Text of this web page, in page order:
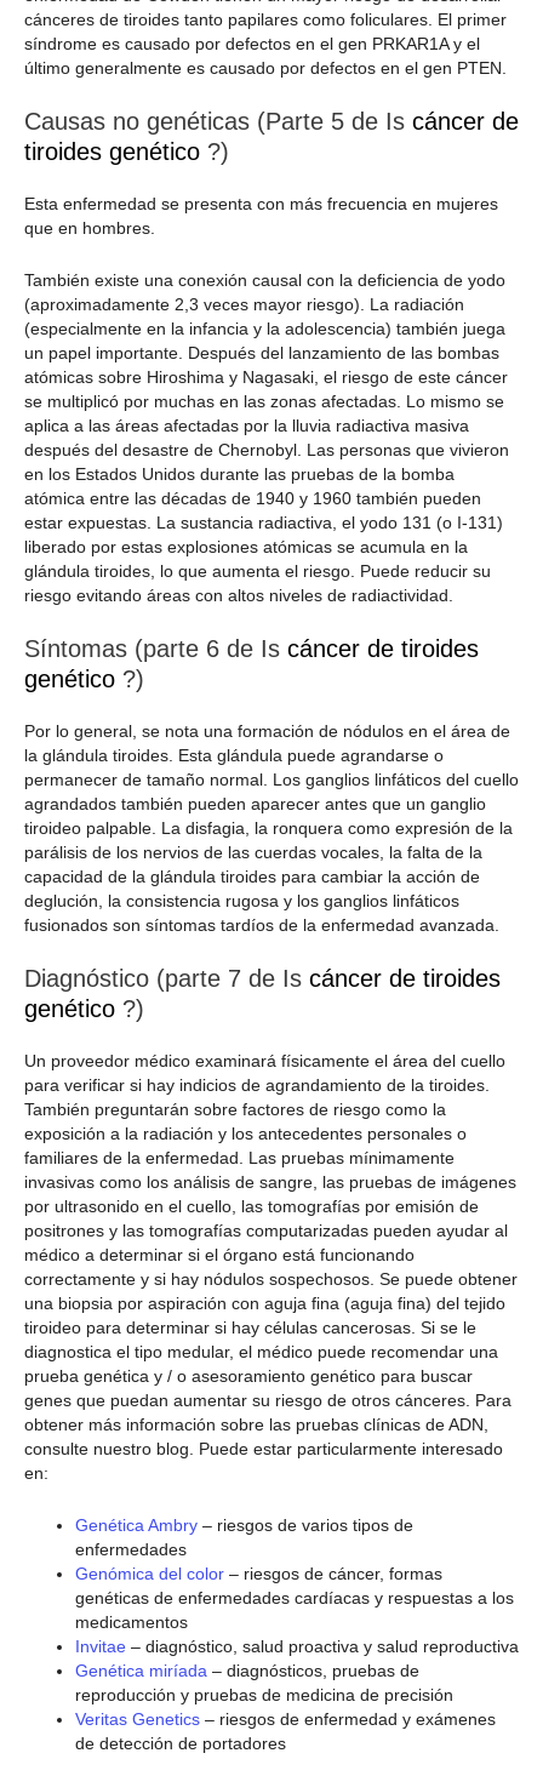
cánceres de tiroides tanto papilares como foliculares. El primer
síndrome es causado por defectos en el gen PRKAR1A y el
último generalmente es causado por defectos en el gen PTEN.
Causas no genéticas (Parte 5 de Is cáncer de
tiroides genético ?)
Esta enfermedad se presenta con más frecuencia en mujeres
que en hombres.
También existe una conexión causal con la deficiencia de yodo
(aproximadamente 2,3 veces mayor riesgo). La radiación
(especialmente en la infancia y la adolescencia) también juega
un papel importante. Después del lanzamiento de las bombas
atómicas sobre Hiroshima y Nagasaki, el riesgo de este cáncer
se multiplicó por muchas en las zonas afectadas. Lo mismo se
aplica a las áreas afectadas por la lluvia radiactiva masiva
después del desastre de Chernobyl. Las personas que vivieron
en los Estados Unidos durante las pruebas de la bomba
atómica entre las décadas de 1940 y 1960 también pueden
estar expuestas. La sustancia radiactiva, el yodo 131 (o I-131)
liberado por estas explosiones atómicas se acumula en la
glándula tiroides, lo que aumenta el riesgo. Puede reducir su
riesgo evitando áreas con altos niveles de radiactividad.
Síntomas (parte 6 de Is cáncer de tiroides
genético ?)
Por lo general, se nota una formación de nódulos en el área de
la glándula tiroides. Esta glándula puede agrandarse o
permanecer de tamaño normal. Los ganglios linfáticos del cuello
agrandados también pueden aparecer antes que un ganglio
tiroideo palpable. La disfagia, la ronquera como expresión de la
parálisis de los nervios de las cuerdas vocales, la falta de la
capacidad de la glándula tiroides para cambiar la acción de
deglución, la consistencia rugosa y los ganglios linfáticos
fusionados son síntomas tardíos de la enfermedad avanzada.
Diagnóstico (parte 7 de Is cáncer de tiroides
genético ?)
Un proveedor médico examinará físicamente el área del cuello
para verificar si hay indicios de agrandamiento de la tiroides.
También preguntarán sobre factores de riesgo como la
exposición a la radiación y los antecedentes personales o
familiares de la enfermedad. Las pruebas mínimamente
invasivas como los análisis de sangre, las pruebas de imágenes
por ultrasonido en el cuello, las tomografías por emisión de
positrones y las tomografías computarizadas pueden ayudar al
médico a determinar si el órgano está funcionando
correctamente y si hay nódulos sospechosos. Se puede obtener
una biopsia por aspiración con aguja fina (aguja fina) del tejido
tiroideo para determinar si hay células cancerosas. Si se le
diagnostica el tipo medular, el médico puede recomendar una
prueba genética y / o asesoramiento genético para buscar
genes que puedan aumentar su riesgo de otros cánceres. Para
obtener más información sobre las pruebas clínicas de ADN,
consulte nuestro blog. Puede estar particularmente interesado
en:
Genética Ambry – riesgos de varios tipos de
enfermedades
Genómica del color – riesgos de cáncer, formas
genéticas de enfermedades cardíacas y respuestas a los
medicamentos
Invitae – diagnóstico, salud proactiva y salud reproductiva
Genética miríada – diagnósticos, pruebas de
reproducción y pruebas de medicina de precisión
Veritas Genetics – riesgos de enfermedad y exámenes
de detección de portadores